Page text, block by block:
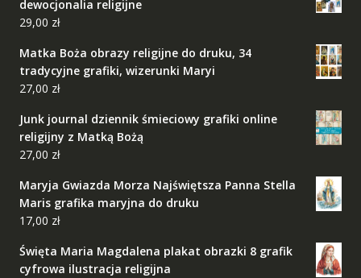
dewocjonalia religijne
29,00 zł
Matka Boża obrazy religijne do druku, 34
tradycyjne grafiki, wizerunki Maryi
27,00 zł
Junk journal dziennik śmieciowy grafiki online
religijny z Matką Bożą
27,00 zł
Maryja Gwiazda Morza Najświętsza Panna Stella
Maris grafika maryjna do druku
17,00 zł
Święta Maria Magdalena plakat obrazki 8 grafik
cyfrowa ilustracja religijna